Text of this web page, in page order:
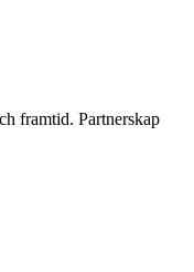
framtid. Partnerskap